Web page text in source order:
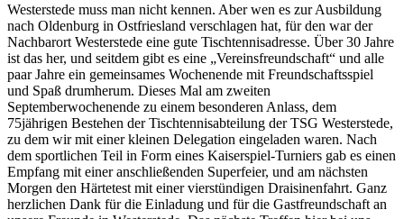
Westerstede muss man nicht kennen. Aber wen es zur Ausbildung
nach Oldenburg in Ostfriesland verschlagen hat, für den war der
Nachbarort Westerstede eine gute Tischtennisadresse. Über 30 Jahre
ist das her, und seitdem gibt es eine „Vereinsfreundschaft“ und alle
paar Jahre ein gemeinsames Wochenende mit Freundschaftsspiel
und Spaß drumherum. Dieses Mal am zweiten
Septemberwochenende zu einem besonderen Anlass, dem
75jährigen Bestehen der Tischtennisabteilung der TSG Westerstede,
zu dem wir mit einer kleinen Delegation eingeladen waren. Nach
dem sportlichen Teil in Form eines Kaiserspiel-Turniers gab es einen
Empfang mit einer anschließenden Superfeier, und am nächsten
Morgen den Härtetest mit einer vierstündigen Draisinenfahrt. Ganz
herzlichen Dank für die Einladung und für die Gastfreundschaft an